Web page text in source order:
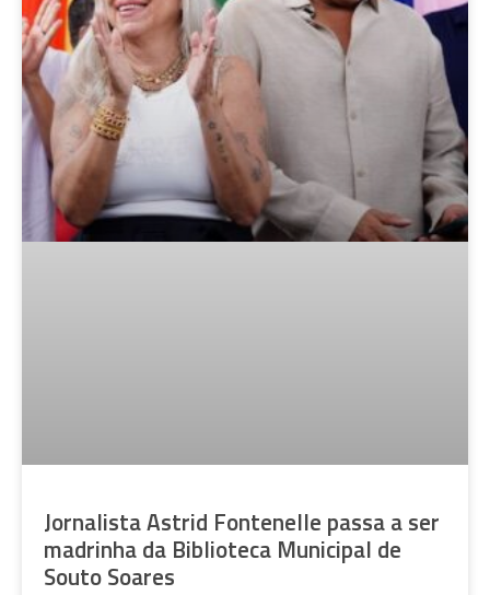
Jornalista Astrid Fontenelle passa a ser
madrinha da Biblioteca Municipal de
Souto Soares